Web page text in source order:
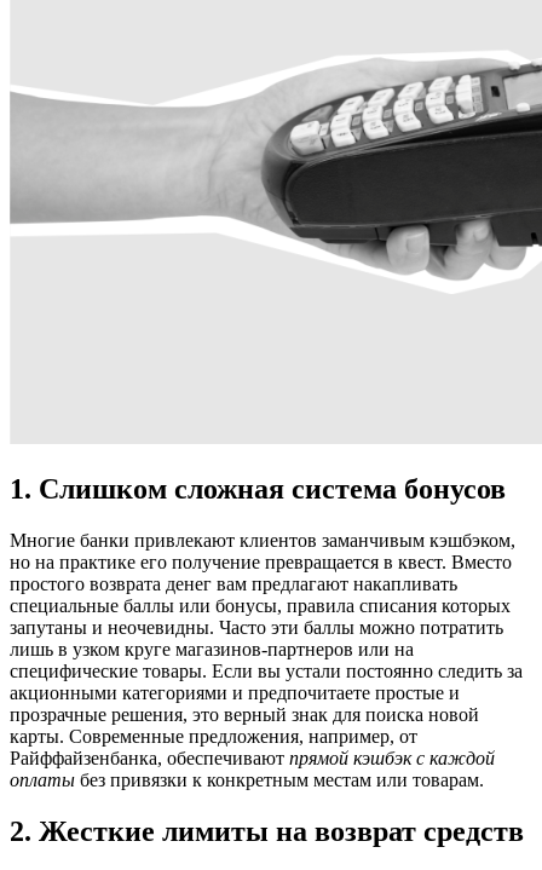
1. Слишком сложная система бонусов
Многие банки привлекают клиентов заманчивым кэшбэком,
но на практике его получение превращается в квест. Вместо
простого возврата денег вам предлагают накапливать
специальные баллы или бонусы, правила списания которых
запутаны и неочевидны. Часто эти баллы можно потратить
лишь в узком круге магазинов-партнеров или на
специфические товары. Если вы устали постоянно следить за
акционными категориями и предпочитаете простые и
прозрачные решения, это верный знак для поиска новой
карты. Современные предложения, например, от
Райффайзенбанка, обеспечивают прямой кэшбэк с каждой
оплаты без привязки к конкретным местам или товарам.
2. Жесткие лимиты на возврат средств